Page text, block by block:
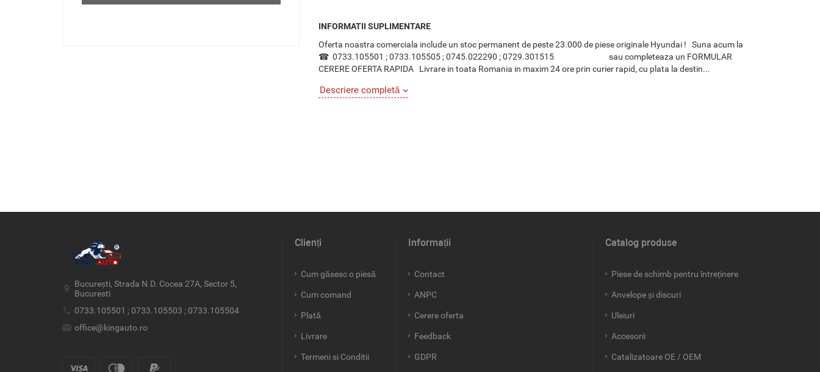
INFORMATII SUPLIMENTARE
Oferta noastra comerciala include un stoc permanent de peste 23.000 de piese originale Hyundai ! Suna acum la
☎ 0733.105501 ; 0733.105505 ; 0745.022290 ; 0729.301515 sau completeaza un FORMULAR
CERERE OFERTA RAPIDA Livrare in toata Romania in maxim 24 ore prin curier rapid, cu plata la destin...
Descriere completă
București, Strada N.D. Cocea 27A, Sector 5,
Bucuresti
0733.105501 ; 0733.105503 ; 0733.105504
office@kingauto.ro
Clienți
Cum găsesc o piesă
Cum comand
Plată
Livrare
Termeni si Conditii
Informații
Contact
ANPC
Cerere oferta
Feedback
GDPR
Catalog produse
Piese de schimb pentru întreținere
Anvelope și discuri
Uleiuri
Accesorii
Catalizatoare OE / OEM